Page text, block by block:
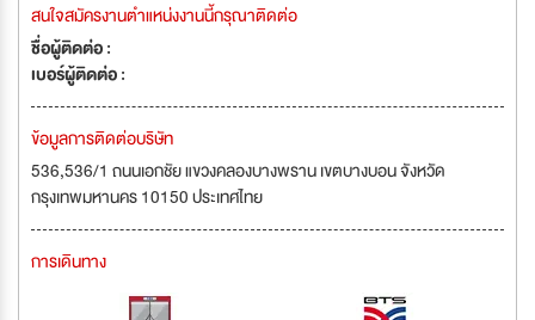
สนใจสมัครงานตำแหน่งงานนี้กรุณาติดต่อ
ชื่อผู้ติดต่อ :
เบอร์ผู้ติดต่อ :
ข้อมูลการติดต่อบริษัท
536,536/1 ถนนเอกชัย แขวงคลองบางพราน เขตบางบอน จังหวัด
กรุงเทพมหานคร 10150 ประเทศไทย
การเดินทาง